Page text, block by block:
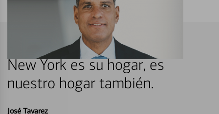
New York es su hogar, es
nuestro hogar también.
José Tavarez